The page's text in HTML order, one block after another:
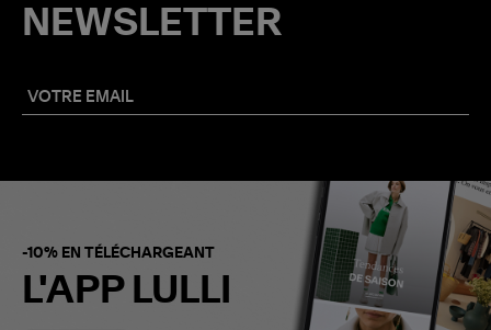
NEWSLETTER
-10% EN TÉLÉCHARGEANT
L'APP LULLI